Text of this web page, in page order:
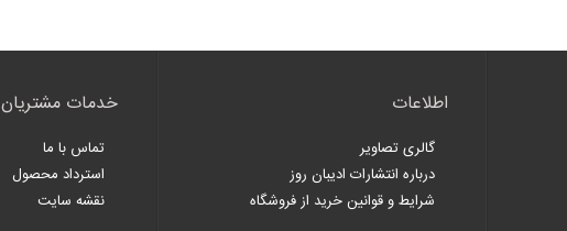
اطلاعات
گالری تصاویر
درباره انتشارات ادیبان روز
شرایط و قوانین خرید از فروشگاه
خدمات مشتریان
تماس با ما
استرداد محصول
نقشه سایت